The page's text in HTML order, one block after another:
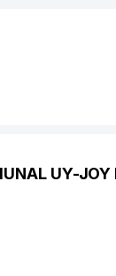
UY-